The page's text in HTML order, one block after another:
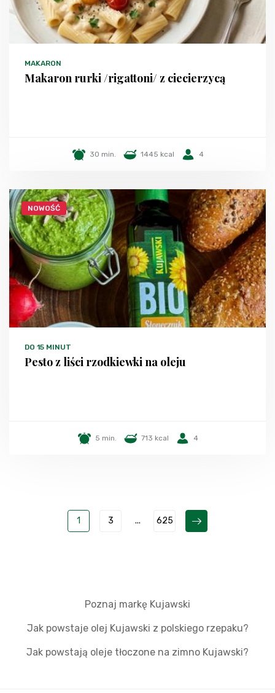
MAKARON
Makaron rurki /rigattoni/ z ciecierzycą
30 min. 1445 kcal 4
NOWOŚĆ
DO 15 MINUT
Pesto z liści rzodkiewki na oleju
5 min. 713 kcal 4
1 3 ... 625
Poznaj markę Kujawski
Jak powstaje olej Kujawski z polskiego rzepaku?
Jak powstają oleje tłoczone na zimno Kujawski?